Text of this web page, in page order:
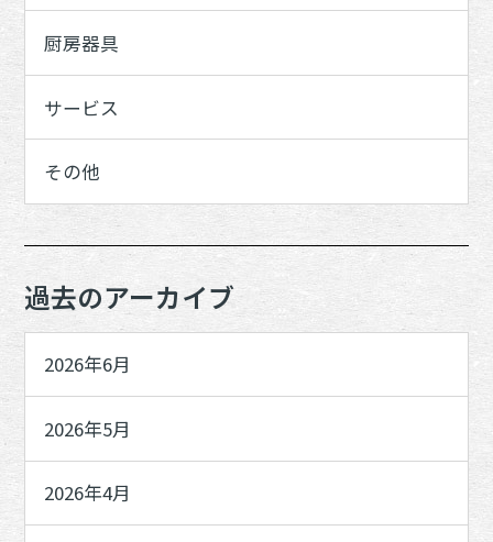
厨房器具
サービス
その他
過去のアーカイブ
2026年6月
2026年5月
2026年4月